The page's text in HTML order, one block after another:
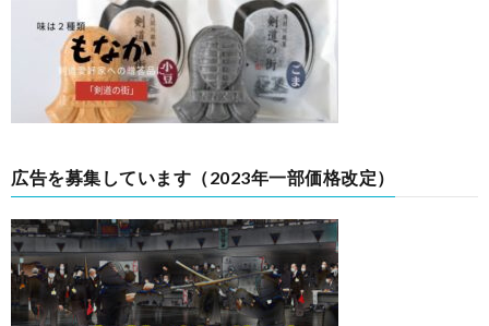
広告を募集しています（2023年一部価格改定）